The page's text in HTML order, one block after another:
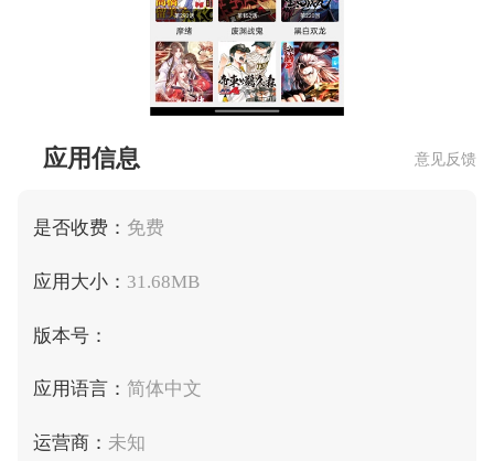
应用信息 意见反馈
是否收费： 免费
应用大小： 31.68MB
版本号：
应用语言： 简体中文
运营商： 未知